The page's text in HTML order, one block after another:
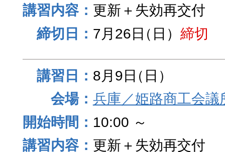
更新＋失効再交付
7月26日（日） 締切
8月9日（日）
兵庫／姫路商工会議
10:00 ～
更新＋失効再交付